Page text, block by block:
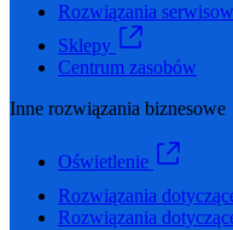
Rozwiązania
Sklepy
Centrum zasobów
Inne rozwiązania biznesowe
Oświetlenie
Rozwiązania
Rozwiązania